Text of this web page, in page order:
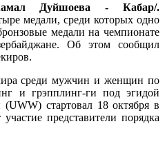
Дуйшоева - Кабар/.
медали, среди которых одно
медали на чемпионате
Об этом сообщил
среди мужчин и женщин по
и грэпплинг-ги под эгидой
стартовал 18 октября в
представители порядка